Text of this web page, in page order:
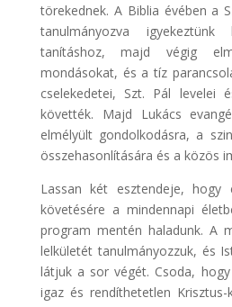
törekednek. A Biblia évében a
tanulmányozva
tanításhoz, majd végig
mondásokat, és a tíz
cselekedetei, Szt. Pál levelei
követték. Majd Lukács
elmélyült gondolkodásra, a
összehasonlítására és a közös
Lassan két esztendeje, hogy
követésére a mindennapi
program mentén haladunk. A
lelkületét tanulmányozzuk, és
látjuk a sor végét. Csoda,
igaz és rendíthetetlen